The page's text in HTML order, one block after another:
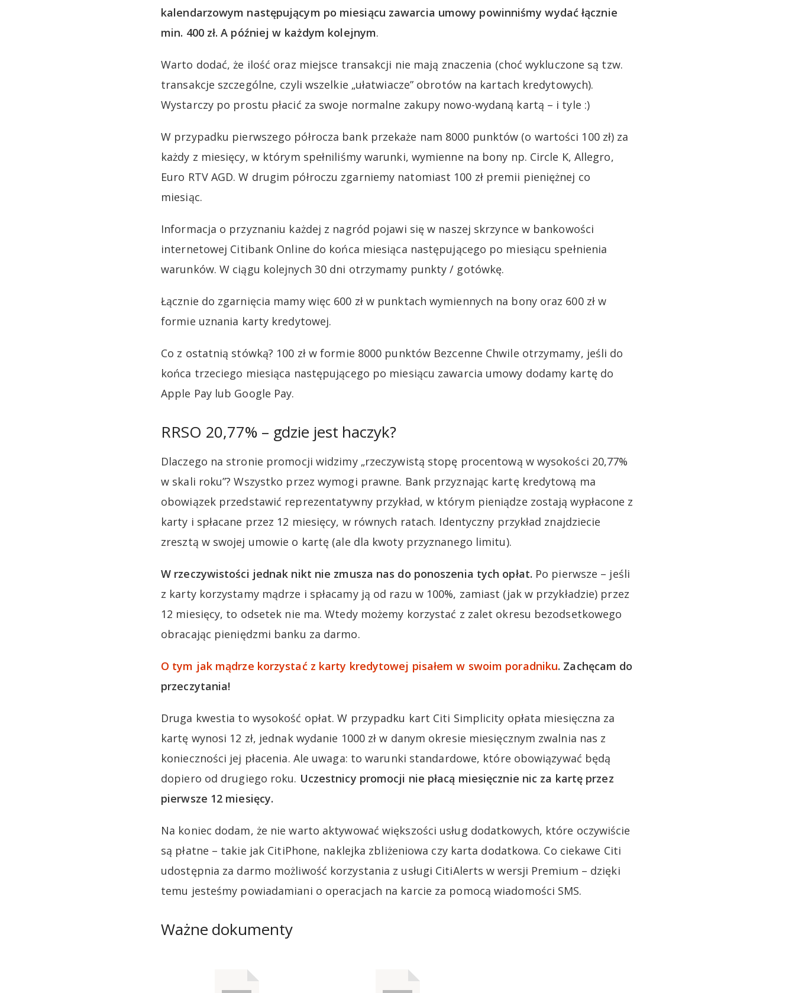
kalendarzowym następującym po miesiącu zawarcia umowy powinniśmy wydać łącznie
min. 400 zł. A później w każdym kolejnym.
Warto dodać, że ilość oraz miejsce transakcji nie mają znaczenia (choć wykluczone są tzw.
transakcje szczególne, czyli wszelkie „ułatwiacze” obrotów na kartach kredytowych).
Wystarczy po prostu płacić za swoje normalne zakupy nowo-wydaną kartą – i tyle :)
W przypadku pierwszego półrocza bank przekaże nam 8000 punktów (o wartości 100 zł) za
każdy z miesięcy, w którym spełniliśmy warunki, wymienne na bony np. Circle K, Allegro,
Euro RTV AGD. W drugim półroczu zgarniemy natomiast 100 zł premii pieniężnej co
miesiąc.
Informacja o przyznaniu każdej z nagród pojawi się w naszej skrzynce w bankowości
internetowej Citibank Online do końca miesiąca następującego po miesiącu spełnienia
warunków. W ciągu kolejnych 30 dni otrzymamy punkty / gotówkę.
Łącznie do zgarnięcia mamy więc 600 zł w punktach wymiennych na bony oraz 600 zł w
formie uznania karty kredytowej.
Co z ostatnią stówką? 100 zł w formie 8000 punktów Bezcenne Chwile otrzymamy, jeśli do
końca trzeciego miesiąca następującego po miesiącu zawarcia umowy dodamy kartę do
Apple Pay lub Google Pay.
RRSO 20,77% – gdzie jest haczyk?
Dlaczego na stronie promocji widzimy „rzeczywistą stopę procentową w wysokości 20,77%
w skali roku”? Wszystko przez wymogi prawne. Bank przyznając kartę kredytową ma
obowiązek przedstawić reprezentatywny przykład, w którym pieniądze zostają wypłacone z
karty i spłacane przez 12 miesięcy, w równych ratach. Identyczny przykład znajdziecie
zresztą w swojej umowie o kartę (ale dla kwoty przyznanego limitu).
W rzeczywistości jednak nikt nie zmusza nas do ponoszenia tych opłat. Po pierwsze – jeśli
z karty korzystamy mądrze i spłacamy ją od razu w 100%, zamiast (jak w przykładzie) przez
12 miesięcy, to odsetek nie ma. Wtedy możemy korzystać z zalet okresu bezodsetkowego
obracając pieniędzmi banku za darmo.
O tym jak mądrze korzystać z karty kredytowej pisałem w swoim poradniku. Zachęcam do
przeczytania!
Druga kwestia to wysokość opłat. W przypadku kart Citi Simplicity opłata miesięczna za
kartę wynosi 12 zł, jednak wydanie 1000 zł w danym okresie miesięcznym zwalnia nas z
konieczności jej płacenia. Ale uwaga: to warunki standardowe, które obowiązywać będą
dopiero od drugiego roku. Uczestnicy promocji nie płacą miesięcznie nic za kartę przez
pierwsze 12 miesięcy.
Na koniec dodam, że nie warto aktywować większości usług dodatkowych, które oczywiście
są płatne – takie jak CitiPhone, naklejka zbliżeniowa czy karta dodatkowa. Co ciekawe Citi
udostępnia za darmo możliwość korzystania z usługi CitiAlerts w wersji Premium – dzięki
temu jesteśmy powiadamiani o operacjach na karcie za pomocą wiadomości SMS.
Ważne dokumenty